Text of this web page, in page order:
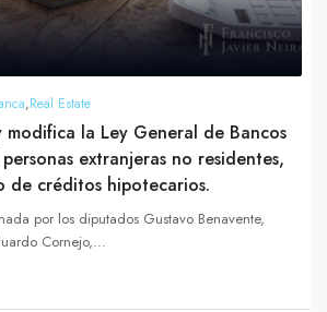
,Real Estate
la Ley General de Bancos
extranjeras no residentes,
de créditos hipotecarios.
por los diputados Gustavo Benavente,
Cornejo,...